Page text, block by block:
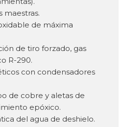
maestras.
de máxima
de tiro forzado, gas
R-290.
con condensadores
de cobre y aletas de
epóxico.
del agua de deshielo.